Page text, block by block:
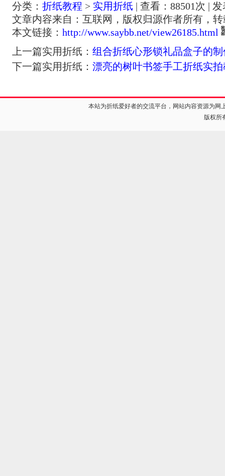
分类： 折纸教程 > 实用折纸 | 查看： 88501次 |
文章内容来自：互联网，版权归源作者所有，
本文链接： http://www.saybb.net/view26185.html
上一篇实用折纸： 组合折纸心形锁礼品盒子的
下一篇实用折纸： 漂亮的树叶书签手工折纸实
本站为折纸爱好者的交流平台，网站内容资源为
版权所